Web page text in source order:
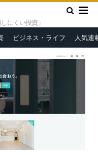
にくい投資」
ビジネス・ライフ 人気連
だツクルバが、さらに投資